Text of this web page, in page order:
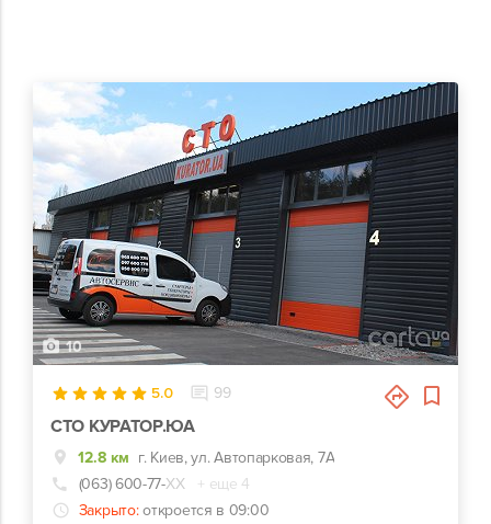
10
5.0 99
СТО КУРАТОР.ЮА
12.8 км г. Киев, ул. Автопарковая, 7А
(063) 600-77-ХХ
+ еще 4
Закрыто: откроется в 09:00